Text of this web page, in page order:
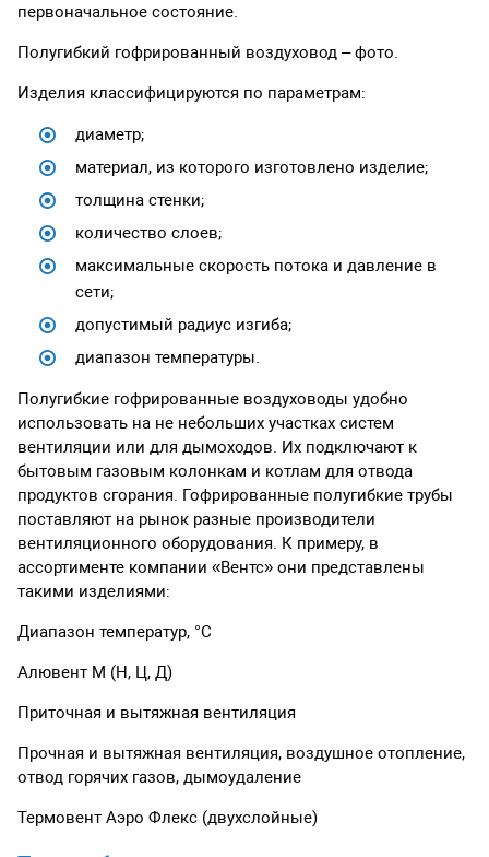
первоначальное состояние.
Полугибкий гофрированный воздуховод – фото.
Изделия классифицируются по параметрам:
диаметр;
материал, из которого изготовлено изделие;
толщина стенки;
количество слоев;
максимальные скорость потока и давление в
сети;
допустимый радиус изгиба;
диапазон температуры.
Полугибкие гофрированные воздуховоды удобно
использовать на не небольших участках систем
вентиляции или для дымоходов. Их подключают к
бытовым газовым колонкам и котлам для отвода
продуктов сгорания. Гофрированные полугибкие трубы
поставляют на рынок разные производители
вентиляционного оборудования. К примеру, в
ассортименте компании «Вентс» они представлены
такими изделиями:
Диапазон температур, °С
Алювент М (Н, Ц, Д)
Приточная и вытяжная вентиляция
Прочная и вытяжная вентиляция, воздушное отопление,
отвод горячих газов, дымоудаление
Термовент Аэро Флекс (двухслойные)